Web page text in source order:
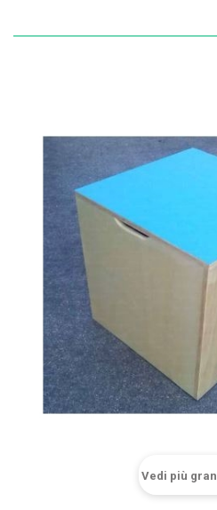
Vedi più